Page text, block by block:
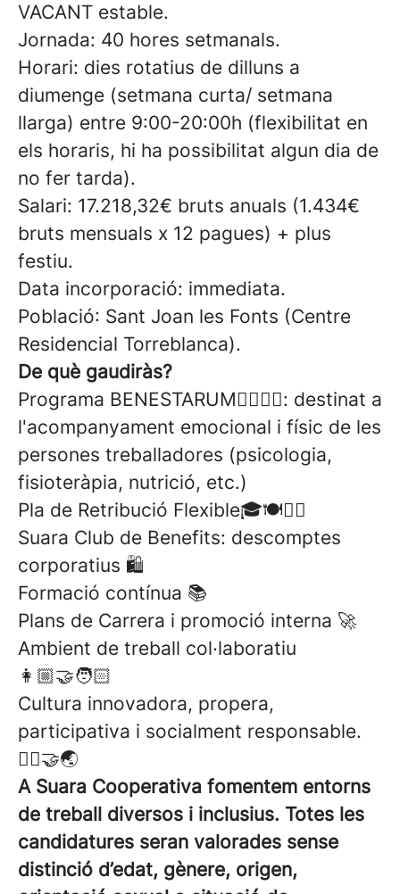
VACANT estable.
Jornada: 40 hores setmanals.
Horari: dies rotatius de dilluns a
diumenge (setmana curta/ setmana
llarga) entre 9:00-20:00h (flexibilitat en
els horaris, hi ha possibilitat algun dia de
no fer tarda).
Salari: 17.218,32€ bruts anuals (1.434€
bruts mensuals x 12 pagues) + plus
festiu.
Data incorporació: immediata.
Població: Sant Joan les Fonts (Centre
Residencial Torreblanca).
De què gaudiràs?
Programa BENESTARUM💆‍♀️🧘‍♂️: destinat a
l'acompanyament emocional i físic de les
persones treballadores (psicologia,
fisioteràpia, nutrició, etc.)
Pla de Retribució Flexible🎓🍽👩‍⚕️
Suara Club de Benefits: descomptes
corporatius 🛍
Formació contínua 📚
Plans de Carrera i promoció interna 🚀
Ambient de treball col·laboratiu
👩🏼‍🤝‍🧑🏻
Cultura innovadora, propera,
participativa i socialment responsable.
🤸‍♀️🤝🌏
A Suara Cooperativa fomentem entorns
de treball diversos i inclusius. Totes les
candidatures seran valorades sense
distinció d’edat, gènere, origen,